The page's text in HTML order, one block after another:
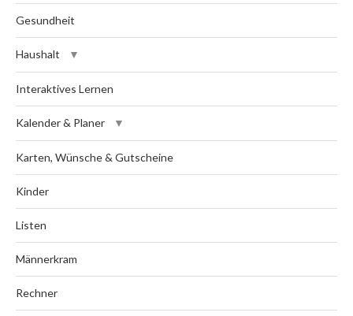
Gesundheit
Haushalt
Interaktives Lernen
Kalender & Planer
Karten, Wünsche & Gutscheine
Kinder
Listen
Männerkram
Rechner